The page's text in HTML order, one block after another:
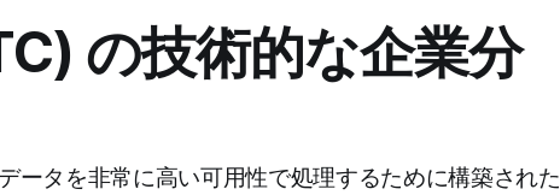
の技術的な企業分
ータを非常に高い可用性で処理するために構築された